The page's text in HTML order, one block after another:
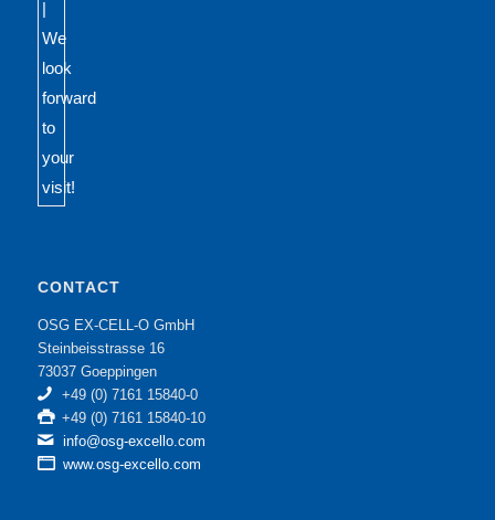
CONTACT
OSG EX-CELL-O GmbH
Steinbeisstrasse 16
73037 Goeppingen
+49 (0) 7161 15840-0
+49 (0) 7161 15840-10
info@osg-excello.com
www.osg-excello.com